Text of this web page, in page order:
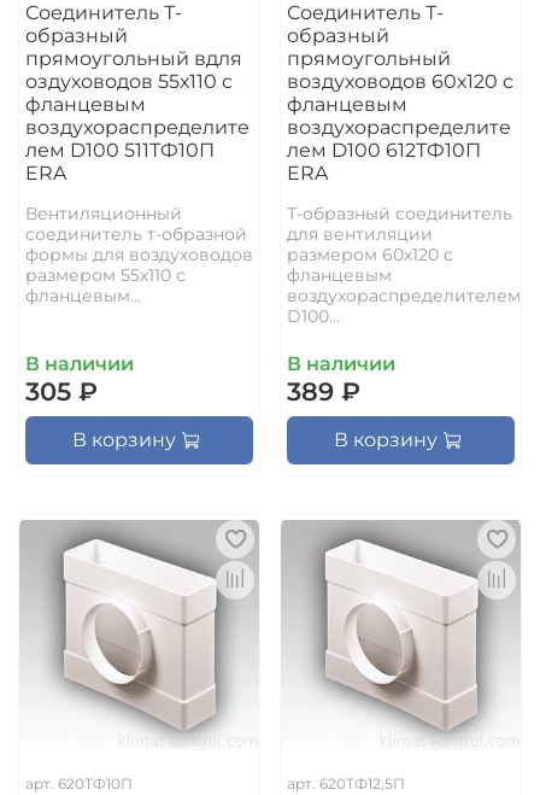
Соединитель Т-
образный
прямоугольный вдля
оздуховодов 55х110 с
фланцевым
воздухораспределите
лем D100 511ТФ10П
ERA
Вентиляционный
соединитель т-образной
формы для воздуховодов
размером 55х110 с
фланцевым...
В наличии
305 ₽
В корзину
Соединитель Т-
образный
прямоугольный
воздуховодов 60х120 с
фланцевым
воздухораспределите
лем D100 612ТФ10П
ERA
Т-образный соединитель
для вентиляции
размером 60х120 с
фланцевым
воздухораспределителем
D100...
В наличии
389 ₽
В корзину
арт. 620ТФ10П арт. 620ТФ12,5П